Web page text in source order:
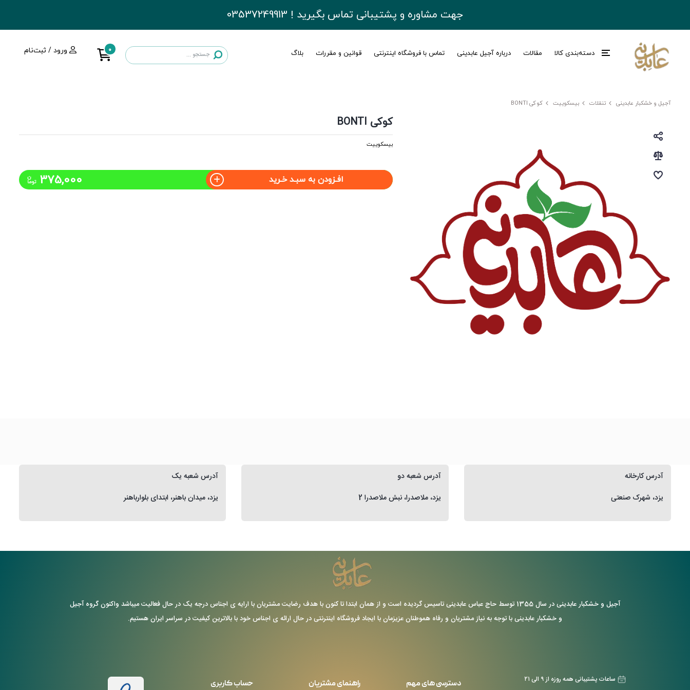
جهت مشاوره و پشتیبانی تماس بگیرید ! 03537249913
ورود / ثبت‌نام 0 دسته‌بندی کالا مقالات درباره آجیل عابدینی تماس با فروشگاه اینترنتی قوانین و مقررات بلاگ
آجیل و خشکبار عابدینی تنقلات بیسکوییت کوکی BONTI
کوکی BONTI
بیسکوییت
افـزودن به سبـد خـرید 375,000 توما
ن
آدرس شعبه یک
یزد، میدان باهنر، ابتدای بلوارباهنر
آدرس شعبه دو
یزد، ملاصدرا، نبش ملاصدرا 2
آدرس کارخانه
یزد، شهرک صنعتی
آجیل و خشکبار عابدینی در سال 1355 توسط حاج عباس عابدینی تاسیس گردیده است و از همان ابتدا تا کنون با هدف رضایت مشتریان با ارایه ی اجناس درجه یک در حال فعالیت میباشد واکنون گروه آجیل
و خشکبار عابدینی با توجه به نیاز مشتریان و رفاه هموطنان عزیزمان با ایجاد فروشگاه اینترنتی در حال ارائه ی اجناس خود با بالاترین کیفیت در سراسر ایران هستیم.
ساعات پشتیبانی همه روزه از ۹ الی ۲۱ دسترسی های مهم راهنمای مشتریان حساب کاربری